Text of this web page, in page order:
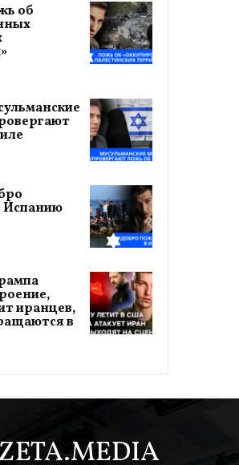
об
Испанию
иранцев,
в